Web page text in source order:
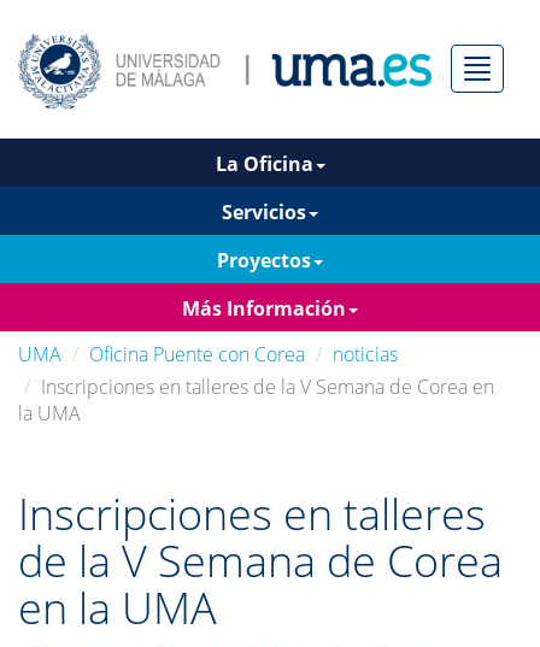
Menú
La Oficina
Servicios
Proyectos
Más Información
UMA
Oficina Puente con Corea
noticias
Inscripciones en talleres de la V Semana de Corea en
la UMA
Inscripciones en talleres
de la V Semana de Corea
en la UMA